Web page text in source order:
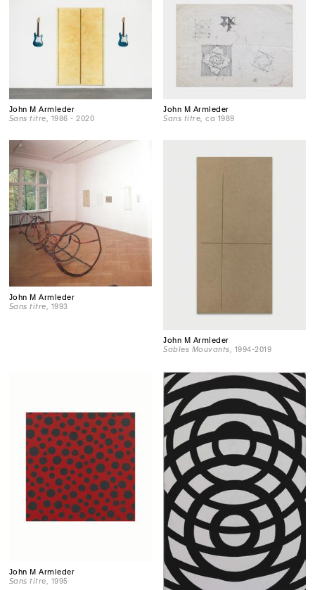
John M Armleder
Sans titre , 1986 - 2020
John M Armleder
Sans titre , ca 1989
John M Armleder
Sans titre , 1993
John M Armleder
Sables Mouvants , 1994-2019
John M Armleder
Sans titre , 1995